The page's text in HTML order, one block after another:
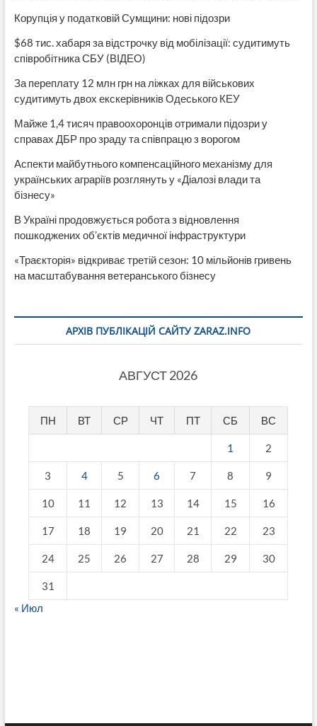
Корупція у податковій Сумщини: нові підозри
$68 тис. хабаря за відстрочку від мобілізації: судитимуть
співробітника СБУ (ВІДЕО)
За переплату 12 млн грн на ліжках для військових
судитимуть двох екскерівників Одеського КЕУ
Майже 1,4 тисяч правоохоронців отримали підозри у
справах ДБР про зраду та співпрацю з ворогом
Аспекти майбутнього компенсаційного механізму для
українських аграріїв розглянуть у «Діалозі влади та
бізнесу»
В Україні продовжується робота з відновлення
пошкоджених об’єктів медичної інфраструктури
«Траєкторія» відкриває третій сезон: 10 мільйонів гривень
на масштабування ветеранського бізнесу
АРХІВ ПУБЛІКАЦІЙ САЙТУ ZARAZ.INFO
АВГУСТ 2026
ПН ВТ СР ЧТ ПТ СБ ВС
1 2
3 4 5 6 7 8 9
10 11 12 13 14 15 16
17 18 19 20 21 22 23
24 25 26 27 28 29 30
31
« Июл